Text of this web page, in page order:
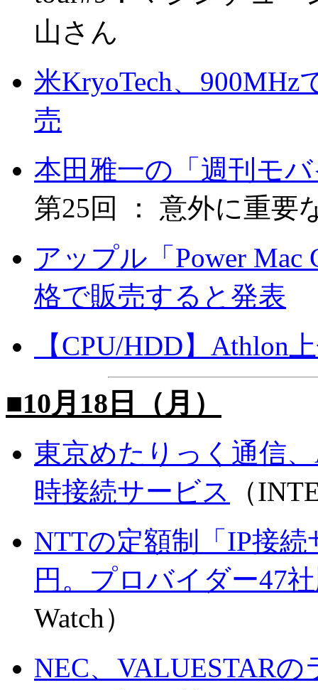
山さん
米KryoTech、
売
本田雅一の「週刊モ
第25回 ： 意外に重要
アップル「Power
格で販売すると発表
【CPU/HDD】Athlon
■10月18日（月）
東京めたりっく通信
時接続サービス
（
NTTの定額制「IP接
円。プロバイダー47
Watch）
NEC、VALUESTAR